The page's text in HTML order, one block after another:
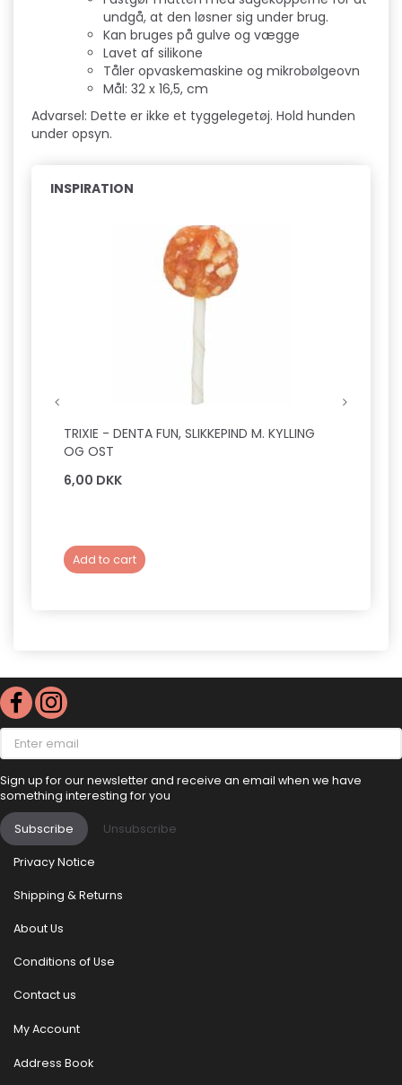
undgå, at den løsner sig under brug.
Kan bruges på gulve og vægge
Lavet af silikone
Tåler opvaskemaskine og mikrobølgeovn
Mål: 32 x 16,5, cm
Advarsel: Dette er ikke et tyggelegetøj. Hold hunden
under opsyn.
INSPIRATION
TRIXIE - DENTA FUN, SLIKKEPIND M. KYLLING
OG OST
6,00 DKK
Add to cart
Enter
email
Sign up for our newsletter and receive an email when we have
something interesting for you
Subscribe Unsubscribe
Privacy Notice
Shipping & Returns
About Us
Conditions of Use
Contact us
My Account
Address Book